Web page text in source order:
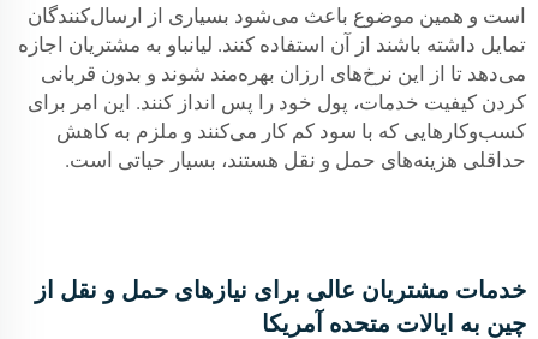
است و همین موضوع باعث می‌شود بسیاری از ارسال‌کنندگان
تمایل داشته باشند از آن استفاده کنند. لیانباو به مشتریان اجازه
می‌دهد تا از این نرخ‌های ارزان بهره‌مند شوند و بدون قربانی
کردن کیفیت خدمات، پول خود را پس انداز کنند. این امر برای
کسب‌وکارهایی که با سود کم کار می‌کنند و ملزم به کاهش
حداقلی هزینه‌های حمل و نقل هستند، بسیار حیاتی است.
خدمات مشتریان عالی برای نیازهای حمل و نقل از
چین به ایالات متحده آمریکا